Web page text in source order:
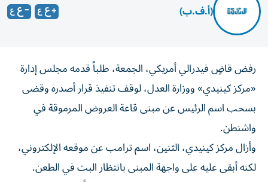
(أ.ف.ب)
رفض قاضٍ فيدرالي أمريكي، الجمعة، طلباً قدمه مجلس إدارة
«مركز كينيدي» ووزارة العدل، لوقف تنفيذ قرار أصدره وقضى
بسحب اسم الرئيس عن مبنى قاعة العروض المرموقة في
واشنطن.
وأزال مركز كينيدي، الثنين، اسم ترامب عن موقعه الإلكتروني،
لكنه أبقى عليه على واجهة المبنى بانتظار البت في الطعن.